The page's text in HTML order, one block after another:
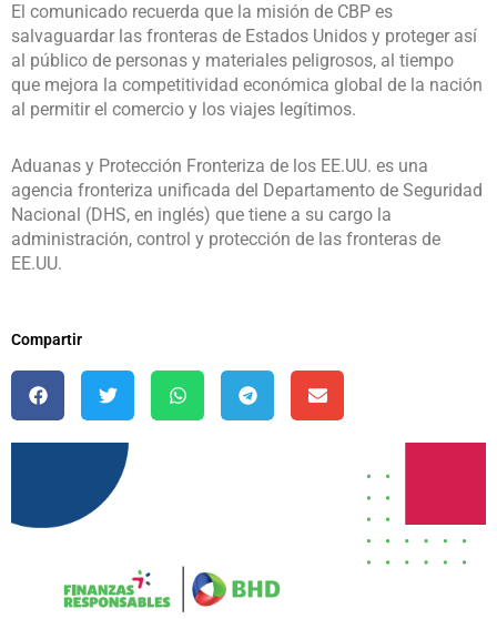
El comunicado recuerda que la misión de CBP es
salvaguardar las fronteras de Estados Unidos y proteger así
al público de personas y materiales peligrosos, al tiempo
que mejora la competitividad económica global de la nación
al permitir el comercio y los viajes legítimos.
Aduanas y Protección Fronteriza de los EE.UU. es una
agencia fronteriza unificada del Departamento de Seguridad
Nacional (DHS, en inglés) que tiene a su cargo la
administración, control y protección de las fronteras de
EE.UU.
Compartir